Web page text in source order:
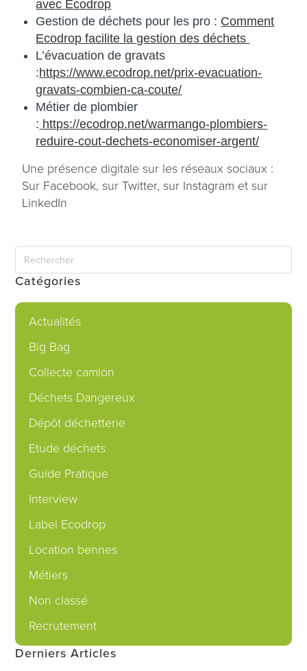
avec Ecodrop
Gestion de déchets pour les pro : Comment
Ecodrop facilite la gestion des déchets
L’évacuation de gravats
:https://www.ecodrop.net/prix-evacuation-
gravats-combien-ca-coute/
Métier de plombier
: https://ecodrop.net/warmango-plombiers-
reduire-cout-dechets-economiser-argent/
Une présence digitale sur les réseaux sociaux :
Sur Facebook, surTwitter, sur Instagram et sur
LinkedIn
Catégories
Actualités
Big Bag
Collecte camion
Déchets Dangereux
Dépôt déchetterie
Etude déchets
Guide Pratique
Interview
Label Ecodrop
Location bennes
Métiers
Non classé
Recrutement
Derniers Articles